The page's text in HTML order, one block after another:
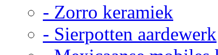
- Zorro keramiek
- Sierpotten aardewerk